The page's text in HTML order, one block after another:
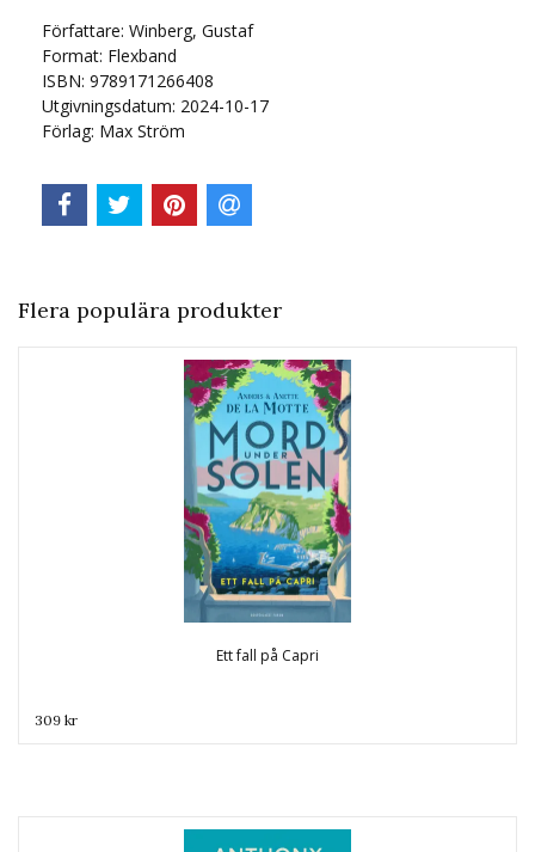
Författare: Winberg, Gustaf
Format: Flexband
ISBN: 9789171266408
Utgivningsdatum: 2024-10-17
Förlag: Max Ström
Flera populära produkter
Ett fall på Capri
309 kr